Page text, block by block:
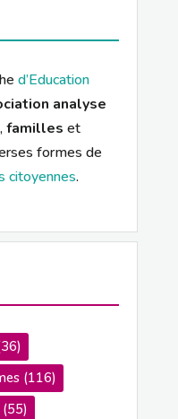
d’Education
analyse
,familles et
formes de
citoyennes.
(116)